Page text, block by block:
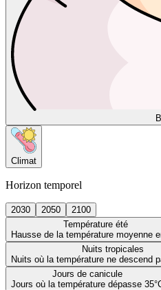
Climat
Horizon temporel
2030 2050
2100
Température été
Hausse de la température moyenne
Nuits tropicales
Nuits où la température ne descend
Jours de canicule
Jours où la température dépasse